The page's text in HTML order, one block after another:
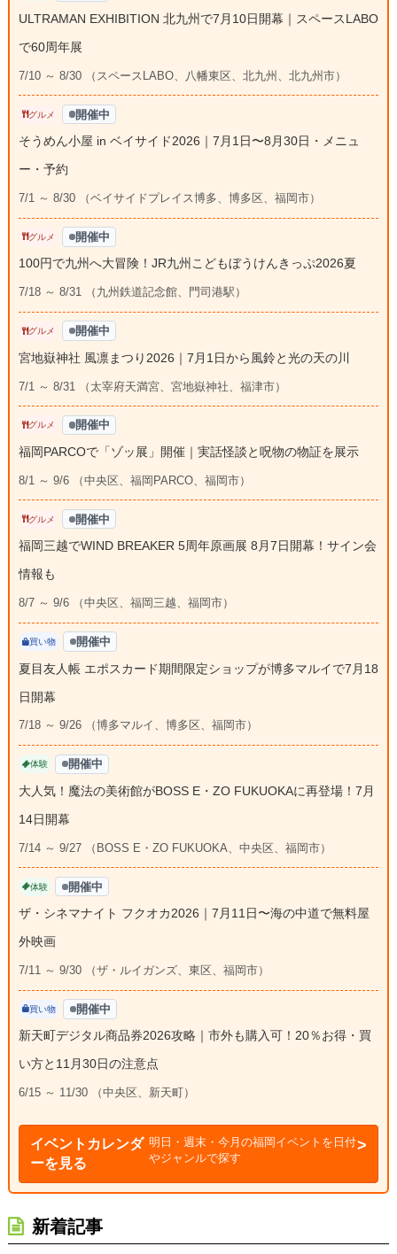
ULTRAMAN EXHIBITION 北九州で7月10日開幕｜スペースLABO
で60周年展
7/10 ～ 8/30 （スペースLABO、八幡東区、北九州、北九州市）
グルメ 開催中
そうめん小屋 in ベイサイド2026｜7月1日〜8月30日・メニュ
ー・予約
7/1 ～ 8/30 （ベイサイドプレイス博多、博多区、福岡市）
グルメ 開催中
100円で九州へ大冒険！JR九州こどもぼうけんきっぷ2026夏
7/18 ～ 8/31 （九州鉄道記念館、門司港駅）
グルメ 開催中
宮地嶽神社 風凛まつり2026｜7月1日から風鈴と光の天の川
7/1 ～ 8/31 （太宰府天満宮、宮地嶽神社、福津市）
グルメ 開催中
福岡PARCOで「ゾッ展」開催｜実話怪談と呪物の物証を展示
8/1 ～ 9/6 （中央区、福岡PARCO、福岡市）
グルメ 開催中
福岡三越でWIND BREAKER 5周年原画展 8月7日開幕！サイン会
情報も
8/7 ～ 9/6 （中央区、福岡三越、福岡市）
買い物 開催中
夏目友人帳 エポスカード期間限定ショップが博多マルイで7月18
日開幕
7/18 ～ 9/26 （博多マルイ、博多区、福岡市）
体験 開催中
大人気！魔法の美術館がBOSS E・ZO FUKUOKAに再登場！7月
14日開幕
7/14 ～ 9/27 （BOSS E・ZO FUKUOKA、中央区、福岡市）
体験 開催中
ザ・シネマナイト フクオカ2026｜7月11日〜海の中道で無料屋
外映画
7/11 ～ 9/30 （ザ・ルイガンズ、東区、福岡市）
買い物 開催中
新天町デジタル商品券2026攻略｜市外も購入可！20％お得・買
い方と11月30日の注意点
6/15 ～ 11/30 （中央区、新天町）
イベントカレンダ
ーを見る
明日・週末・今月の福岡イベントを日付
やジャンルで探す
新着記事